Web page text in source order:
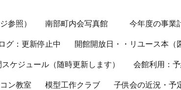
参照） 南部町内会写真館 今年度の事業
グ：更新停止中 開館開放日・・リユース本（
ケジュール（随時更新します） 会館利用：
ン教室 模型工作クラブ 子供会の近況・予